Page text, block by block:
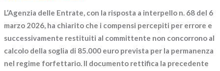
L’Agenzia delle Entrate, con la risposta a interpello n. 68 del 6
marzo 2026, ha chiarito che i compensi percepiti per errore e
successivamente restituiti al committente non concorrono al
calcolo della soglia di 85.000 euro prevista per la permanenza
nel regime forfettario. Il documento rettifica la precedente